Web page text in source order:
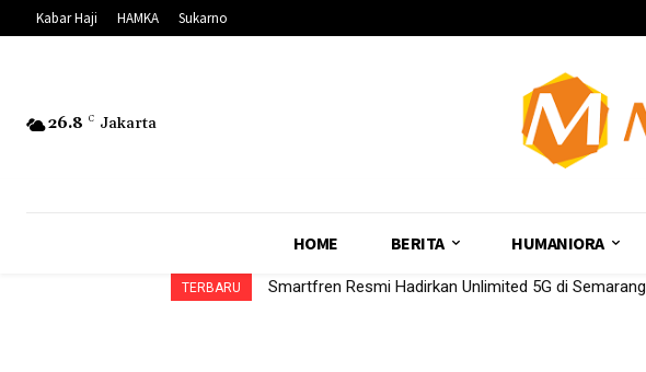
Kabar Haji HAMKA Sukarno
26.8 C Jakarta
HOME BERITA HUMANIORA
TERBARU Smartfren Resmi Hadirkan Unlimited 5G di Semarang